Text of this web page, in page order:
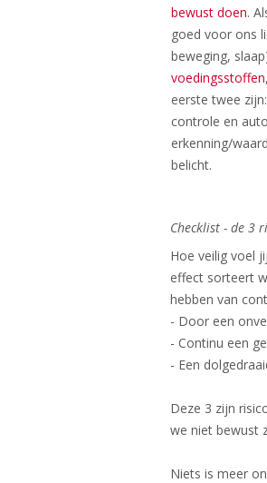
bewust doen.
goed voor ons
beweging,
voedingsstoffen
eerste twee
controle en
erkenning/
belicht​.
Checklist - de 3
Hoe veilig voel
effect sorteert
hebben van
- Door een
- Continu een
- Een
Deze 3 zijn
we niet bewust
Niets is meer